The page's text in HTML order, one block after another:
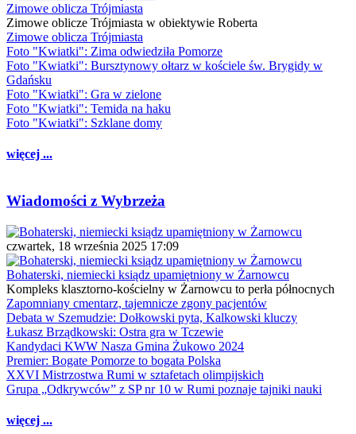
Zimowe oblicza Trójmiasta
Zimowe oblicze Trójmiasta w obiektywie Roberta
Zimowe oblicza Trójmiasta
Foto "Kwiatki": Zima odwiedziła Pomorze
Foto "Kwiatki": Bursztynowy ołtarz w kościele św. Brygidy w
Gdańsku
Foto "Kwiatki": Gra w zielone
Foto "Kwiatki": Temida na haku
Foto "Kwiatki": Szklane domy
więcej ...
Wiadomości z Wybrzeża
czwartek, 18 września 2025 17:09
Bohaterski, niemiecki ksiądz upamiętniony w Żarnowcu
Kompleks klasztorno-kościelny w Żarnowcu to perła północnych
Zapomniany cmentarz, tajemnicze zgony pacjentów
Debata w Szemudzie: Dołkowski pyta, Kalkowski kluczy
Łukasz Brządkowski: Ostra gra w Tczewie
Kandydaci KWW Nasza Gmina Żukowo 2024
Premier: Bogate Pomorze to bogata Polska
XXVI Mistrzostwa Rumi w sztafetach olimpijskich
Grupa „Odkrywców” z SP nr 10 w Rumi poznaje tajniki nauki
więcej ...